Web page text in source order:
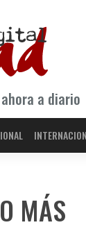
a diario
MÁS